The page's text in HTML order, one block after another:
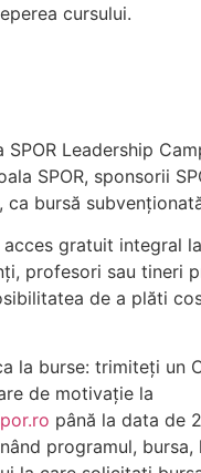
cursului.
SPOR Leadership
SPOR, sponsorii
ca bursă
acces gratuit integral
profesori sau tineri
de a plăti
la burse: trimiteți un
de motivație la
până la data de
programul, bursa,